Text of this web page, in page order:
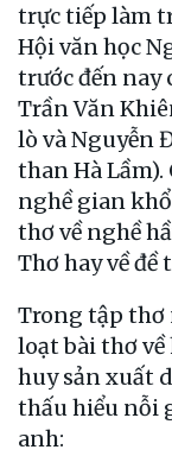
trực tiếp làm
Hội văn học
trước đến nay
Trần Văn
lò và Nguyễn
than Hà Lầm).
nghề gian
thơ về nghề
Thơ hay về đề
Trong tập thơ
loạt bài thơ
huy sản xuất
thấu hiểu nỗi
anh: